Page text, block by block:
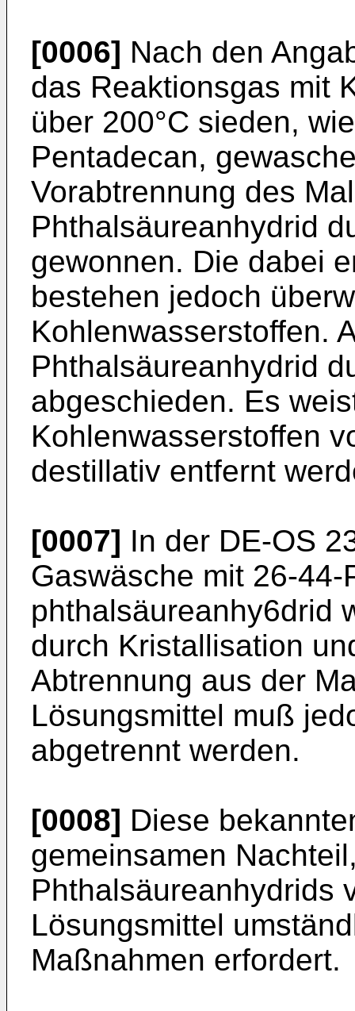
[0006] Nach den
das Reaktionsgas mit
über 200°C sieden,
Pentadecan,
Vorabtrennung des
Phthalsäureanhydrid
gewonnen. Die dabei
bestehen jedoch
Kohlenwasserstoffen.
Phthalsäureanhydrid
abgeschieden. Es
Kohlenwasserstoffen
destillativ entfernt
[0007] In der DE-OS
Gaswäsche mit 26-
phthalsäureanhy6drid
durch Kristallisation
Abtrennung aus der
Lösungsmittel muß
abgetrennt werden.
[0008] Diese
gemeinsamen
Phthalsäureanhydrids
Lösungsmittel
Maßnahmen erfordert.